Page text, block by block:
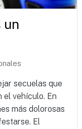
un
secuelas que
el vehículo. En
más dolorosas
El